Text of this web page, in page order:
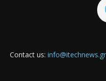
Contact us: info@itechnews.gr